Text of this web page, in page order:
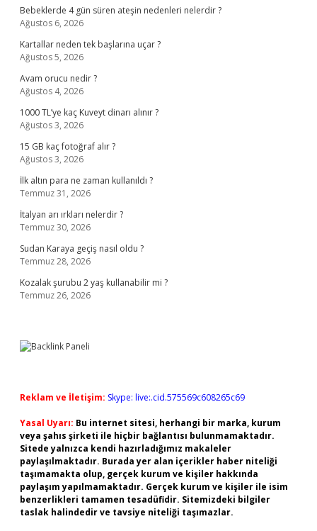
Bebeklerde 4 gün süren ateşin nedenleri nelerdir ?
Ağustos 6, 2026
Kartallar neden tek başlarına uçar ?
Ağustos 5, 2026
Avam orucu nedir ?
Ağustos 4, 2026
1000 TL’ye kaç Kuveyt dinarı alınır ?
Ağustos 3, 2026
15 GB kaç fotoğraf alır ?
Ağustos 3, 2026
İlk altın para ne zaman kullanıldı ?
Temmuz 31, 2026
İtalyan arı ırkları nelerdir ?
Temmuz 30, 2026
Sudan Karaya geçiş nasıl oldu ?
Temmuz 28, 2026
Kozalak şurubu 2 yaş kullanabilir mi ?
Temmuz 26, 2026
Reklam ve İletişim: Skype: live:.cid.575569c608265c69
Yasal Uyarı: Bu internet sitesi, herhangi bir marka, kurum
veya şahıs şirketi ile hiçbir bağlantısı bulunmamaktadır.
Sitede yalnızca kendi hazırladığımız makaleler
paylaşılmaktadır. Burada yer alan içerikler haber niteliği
taşımamakta olup, gerçek kurum ve kişiler hakkında
paylaşım yapılmamaktadır. Gerçek kurum ve kişiler ile isim
benzerlikleri tamamen tesadüfidir. Sitemizdeki bilgiler
taslak halindedir ve tavsiye niteliği taşımazlar.